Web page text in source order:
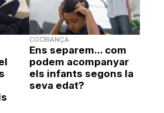
COCRIANÇA
Ens separem... com
podem acompanyar
els infants segons la
seva edat?